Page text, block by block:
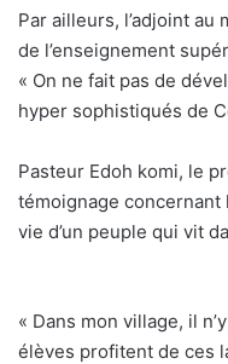
Par ailleurs, l’adjoint
de l’enseignement
« On ne fait pas de
hyper sophistiqués de
Pasteur Edoh komi, le
témoignage concernant
vie d’un peuple qui vit
« Dans mon village, il
élèves profitent de ces